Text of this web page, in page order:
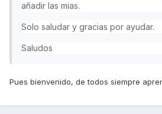
añadir las mias.
Solo saludar y gracias por ayudar.
Saludos
Pues bienvenido, de todos siempre